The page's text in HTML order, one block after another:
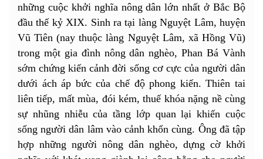
những cuộc khởi nghĩa nông dân lớn nhất ở Bắc Bộ
đầu thế kỷ XIX. Sinh ra tại làng Nguyệt Lâm, huyện
Vũ Tiên (nay thuộc làng Nguyệt Lâm, xã Hồng Vũ)
trong một gia đình nông dân nghèo, Phan Bá Vành
sớm chứng kiến cảnh đời sống cơ cực của người dân
dưới ách áp bức của chế độ phong kiến. Thiên tai
liên tiếp, mất mùa, đói kém, thuế khóa nặng nề cùng
sự nhũng nhiễu của tầng lớp quan lại khiến cuộc
sống người dân lâm vào cảnh khốn cùng. Ông đã tập
hợp những người nông dân nghèo, dựng cờ khởi